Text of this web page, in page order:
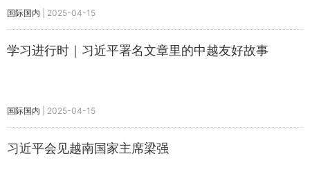
国际国内 2025-04-15
学习进行时｜习近平署名文章里的中越友好故事
国际国内 2025-04-15
习近平会见越南国家主席梁强